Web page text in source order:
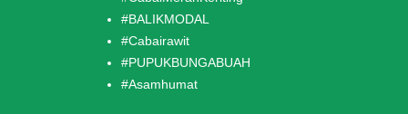
#BALIKMODAL
#Cabairawit
#PUPUKBUNGABUAH
#Asamhumat